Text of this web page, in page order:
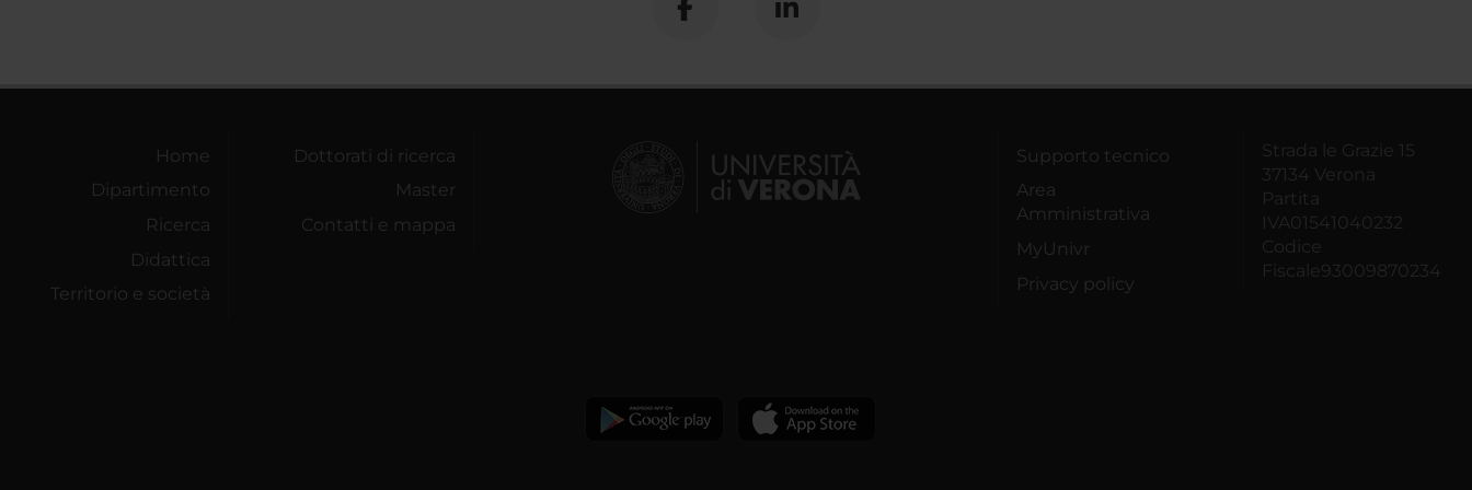
Home
Dipartimento
Ricerca
Didattica
Territorio e società
Dottorati di ricerca
Master
Contatti e mappa
Supporto tecnico
Area
Amministrativa
MyUnivr
Privacy policy
Strada le Grazie 15
37134 Verona
Partita
IVA01541040232
Codice
Fiscale93009870234